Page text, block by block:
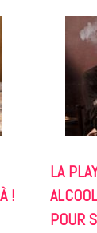
!
LA
POUR
We Love
la